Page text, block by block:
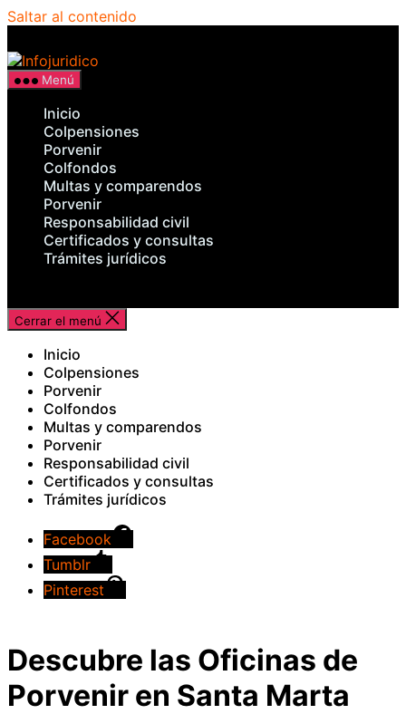
Saltar al contenido
Menú
Inicio
Colpensiones
Porvenir
Colfondos
Multas y comparendos
Porvenir
Responsabilidad civil
Certificados y consultas
Trámites jurídicos
Cerrar el menú
Inicio
Colpensiones
Porvenir
Colfondos
Multas y comparendos
Porvenir
Responsabilidad civil
Certificados y consultas
Trámites jurídicos
Facebook
Tumblr
Pinterest
Descubre las Oficinas de
Porvenir en Santa Marta